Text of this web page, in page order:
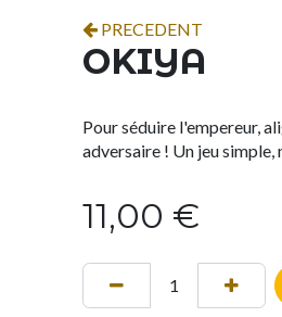
PRECEDENT
OKIYA
Pour séduire l'empereur,
adversaire ! Un jeu simple,
11,00 €